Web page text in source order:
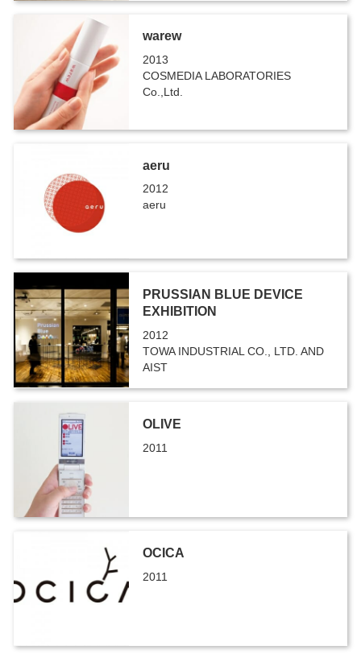
warew
2013
COSMEDIA LABORATORIES
Co.,Ltd.
aeru
2012
aeru
PRUSSIAN BLUE DEVICE
EXHIBITION
2012
TOWA INDUSTRIAL CO., LTD. AND
AIST
OLIVE
2011
OCICA
2011